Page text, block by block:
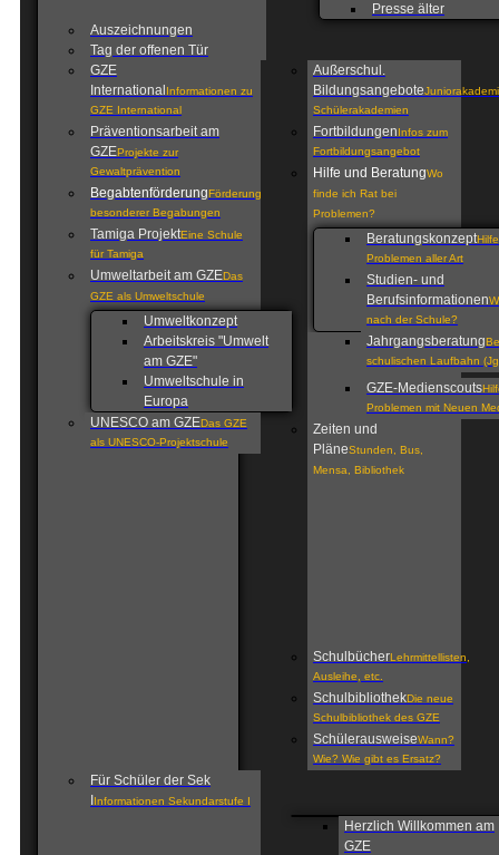
Presse älter
Auszeichnungen
Tag der offenen Tür
GZE
International Informationen zu
GZE International
Präventionsarbeit am
GZEProjekte zur
Gewaltprävention
BegabtenförderungFörderung
besonderer Begabungen
Tamiga ProjektEine Schule
für Tamiga
Umweltarbeit am GZEDas
GZE als Umweltschule
Umweltkonzept
Arbeitskreis "Umwelt
am GZE"
Umweltschule in
Europa
UNESCO am GZEDas GZE
als UNESCO-Projektschule
Außerschul.
Bildungsangebote
Schülerakademien
FortbildungenInfos zum
Fortbildungsangebot
Hilfe und BeratungWo
finde ich Rat bei
Problemen?
Beratungskonzept
Problemen aller Art
Studien- und
Berufsinformationen
nach der Schule?
Jahrgangsberatung
schulischen Laufbahn
GZE-Medienscouts
Problemen mit Neuen
Zeiten und
PläneStunden, Bus,
Mensa, Bibliothek
SchulbücherLehrmittellisten,
Ausleihe, etc.
SchulbibliothekDie neue
Schulbibliothek des GZE
SchülerausweiseWann?
Wie? Wie gibt es Ersatz?
Für Schüler der Sek
Informationen Sekundarstufe I
Herzlich Willkommen am
GZE